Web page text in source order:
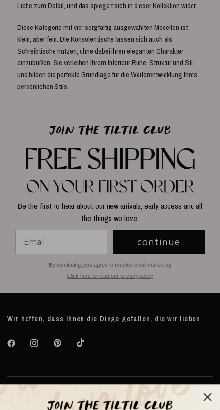
Liebe zum Detail, und das spiegelt sich in dieser Kollektion wider.
Diese Kategorie mit vier sorgfältig ausgewählten Modellen ist
klein, aber fein. Die Konsolentische lassen sich auch als
Schreibtische nutzen, ohne dabei ihren eleganten Charakter
einzubüßen. Sie verleihen Ihrem Interieur Ruhe, Struktur und Stil
und bilden die perfekte Grundlage für die Weiterentwicklung Ihres
persönlichen Stils.
Be the first to hear about our new arrivals, early access and all
the things we love.
continue
By continuing, you agree to receive email marketing
Click here to read our privacy policy
Wir hoffen, dass Ihnen die Dinge gefallen, die wir lieben
Über TILTIL